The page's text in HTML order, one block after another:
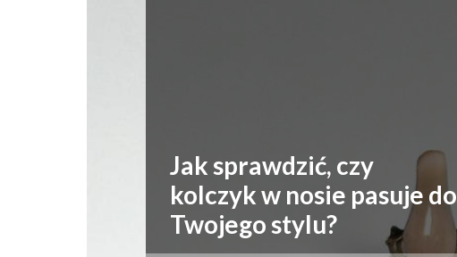
Jak sprawdzić, czy
kolczyk w nosie pasuje do
Twojego stylu?